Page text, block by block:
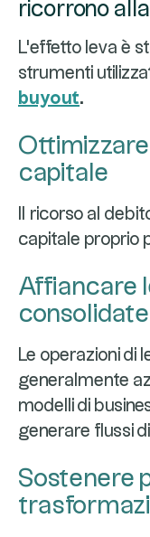
ricorrono
L'effetto leva è
strumenti
buyout.
capitale
Il ricorso al
capitale proprio
Affiancare
consolidate
Le operazioni di
generalmente
modelli di
generare flussi
Sostenere